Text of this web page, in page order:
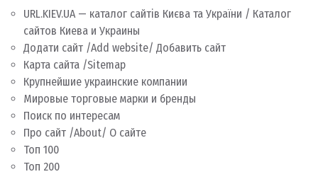
URL.KIEV.UA — каталог сайтів Києва та України / Каталог
сайтов Киева и Украины
Додати сайт /Add website/ Добавить сайт
Карта сайта /Sitemap
Крупнейшие украинские компании
Мировые торговые марки и бренды
Поиск по интересам
Про сайт /About/ О сайте
Топ 100
Топ 200